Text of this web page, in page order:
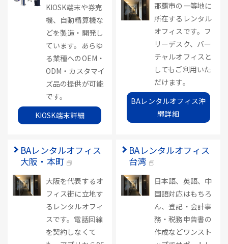
KIOSK端末や券売
機、自動精算機な
どを製造・開発し
ています。あらゆ
る業種へのOEM・
ODM・カスタマイ
ズ品の提供が可能
です。
KIOSK端末詳細
那覇市の一等地に
所在するレンタル
オフィスです。フ
リーデスク、バー
チャルオフィスと
してもご利用いた
だけます。
BAレンタルオフィス沖
縄詳細
BAレンタルオフィス
大阪・本町
大阪を代表するオ
フィス街に立地す
るレンタルオフィ
スです。電話回線
を契約しなくて
BAレンタルオフィス
台湾
日本語、英語、中
国語対応はもちろ
ん、登記・会計事
務・税務申告書の
作成などワンスト